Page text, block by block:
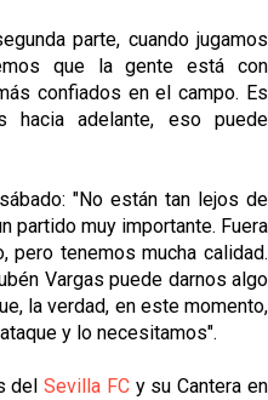
parte, cuando jugamos
que la gente está con
confiados en el campo. Es
hacia adelante, eso puede
"No están tan lejos de
partido muy importante. Fuera
pero tenemos mucha calidad.
Vargas puede darnos algo
la verdad, en este momento,
y lo necesitamos".
delSevilla FCy su Cantera en